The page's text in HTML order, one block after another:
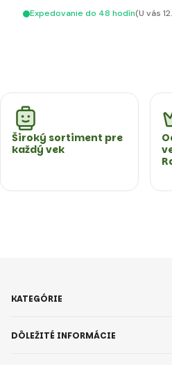
Expedovanie do 48 hodín(U vás
Široký sortiment pre
každý vek
KATEGÓRIE
DÔLEŽITÉ INFORMÁCIE